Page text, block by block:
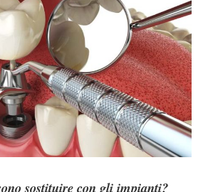
sostituire con gli impianti?